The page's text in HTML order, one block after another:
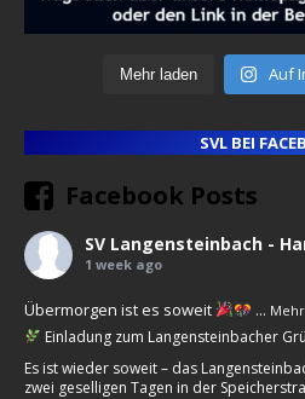
Mehr laden Auf
SVL BEI
Facebook Posts
SV Langensteinbach -
1 week ago
Übermorgen ist es soweit
Einladung zum Langensteinbacher
Es ist wieder soweit – das
zwei geselligen Tagen in der
...